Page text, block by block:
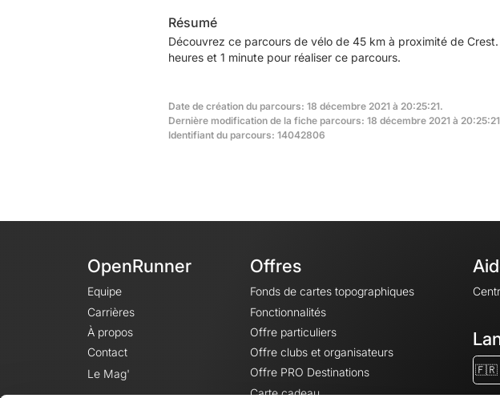
Résumé
Découvrez ce parcours de vélo de 45 km à proximité de
heures et 1 minute pour réaliser ce parcours.
Date de création du parcours: 18 décembre 2021 à 20:25:21.
Dernière modification de la fiche parcours: 18 décembre 2021 à
Identifiant du parcours: 14042806
OpenRunner
Equipe
Carrières
À propos
Contact
Le Mag'
Offres
Fonds de cartes topographiques
Fonctionnalités
Offre particuliers
Offre clubs et organisateurs
Offre PRO Destinations
Carte cadeau
🇫🇷